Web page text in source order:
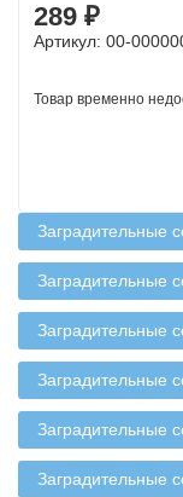
289 ₽
Артикул: 00-
Товар временно
Заградительные
Заградительные
Заградительные
Заградительные
Заградительные
Заградительные